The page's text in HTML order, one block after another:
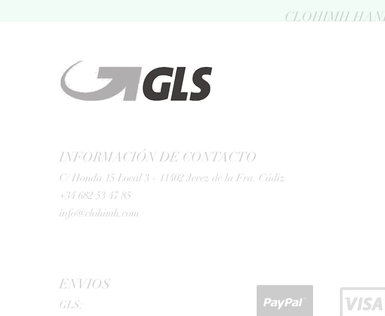
CLOHIMH
INFORMACIÓN DE CONTACTO
C/ Honda 15 Local 3 - 11402 Jerez de la Fra. Cádiz
+34 682 53 47 85
info@clohimh.com
ENVIOS
GLS: